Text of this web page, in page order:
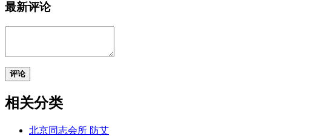
最新评论
评论
相关分类
北京同志会所 防艾